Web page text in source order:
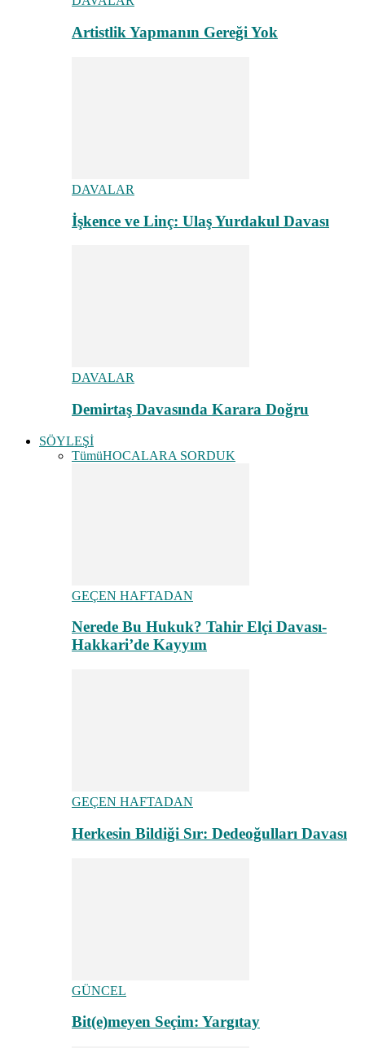
Artistlik Yapmanın Gereği Yok
DAVALAR
İşkence ve Linç: Ulaş Yurdakul Davası
DAVALAR
Demirtaş Davasında Karara Doğru
SÖYLEŞİ
TümüHOCALARA SORDUK
GEÇEN HAFTADAN
Nerede Bu Hukuk? Tahir Elçi Davası-
Hakkari’de Kayyım
GEÇEN HAFTADAN
Herkesin Bildiği Sır: Dedeoğulları Davası
GÜNCEL
Bit(e)meyen Seçim: Yargıtay